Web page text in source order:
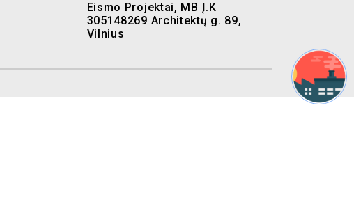
Eismo Projektai, MB Į.K
305148269 Architektų g. 89,
Vilnius